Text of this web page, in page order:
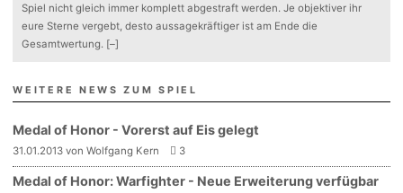
Spiel nicht gleich immer komplett abgestraft werden. Je objektiver ihr
eure Sterne vergebt, desto aussagekräftiger ist am Ende die
Gesamtwertung. [–]
WEITERE NEWS ZUM SPIEL
Medal of Honor - Vorerst auf Eis gelegt
31.01.2013 von Wolfgang Kern 3
Medal of Honor: Warfighter - Neue Erweiterung verfügbar